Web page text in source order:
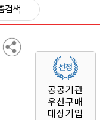
공공기관
우선구매
대상기업
검색